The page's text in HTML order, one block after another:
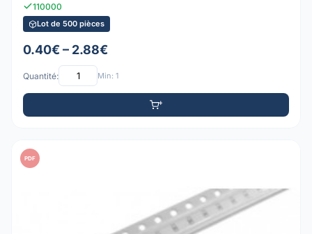
110000
Lot de 500 pièces
0.40€ – 2.88€
Quantité: Min: 1
PDF